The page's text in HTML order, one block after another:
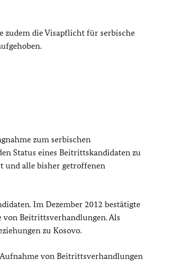
zudem die Visapflicht für serbische
zum serbischen
Status eines Beitrittskandidaten zu
und alle bisher getroffenen
Im Dezember 2012 bestätigte
von Beitrittsverhandlungen. Als
zu Kosovo.
von Beitrittsverhandlungen